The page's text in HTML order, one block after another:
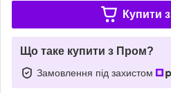
Купити з
Що таке купити з Пром?
Замовлення під захистом